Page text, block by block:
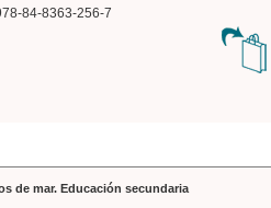
84-8363-256-7
de mar. Educación secundaria